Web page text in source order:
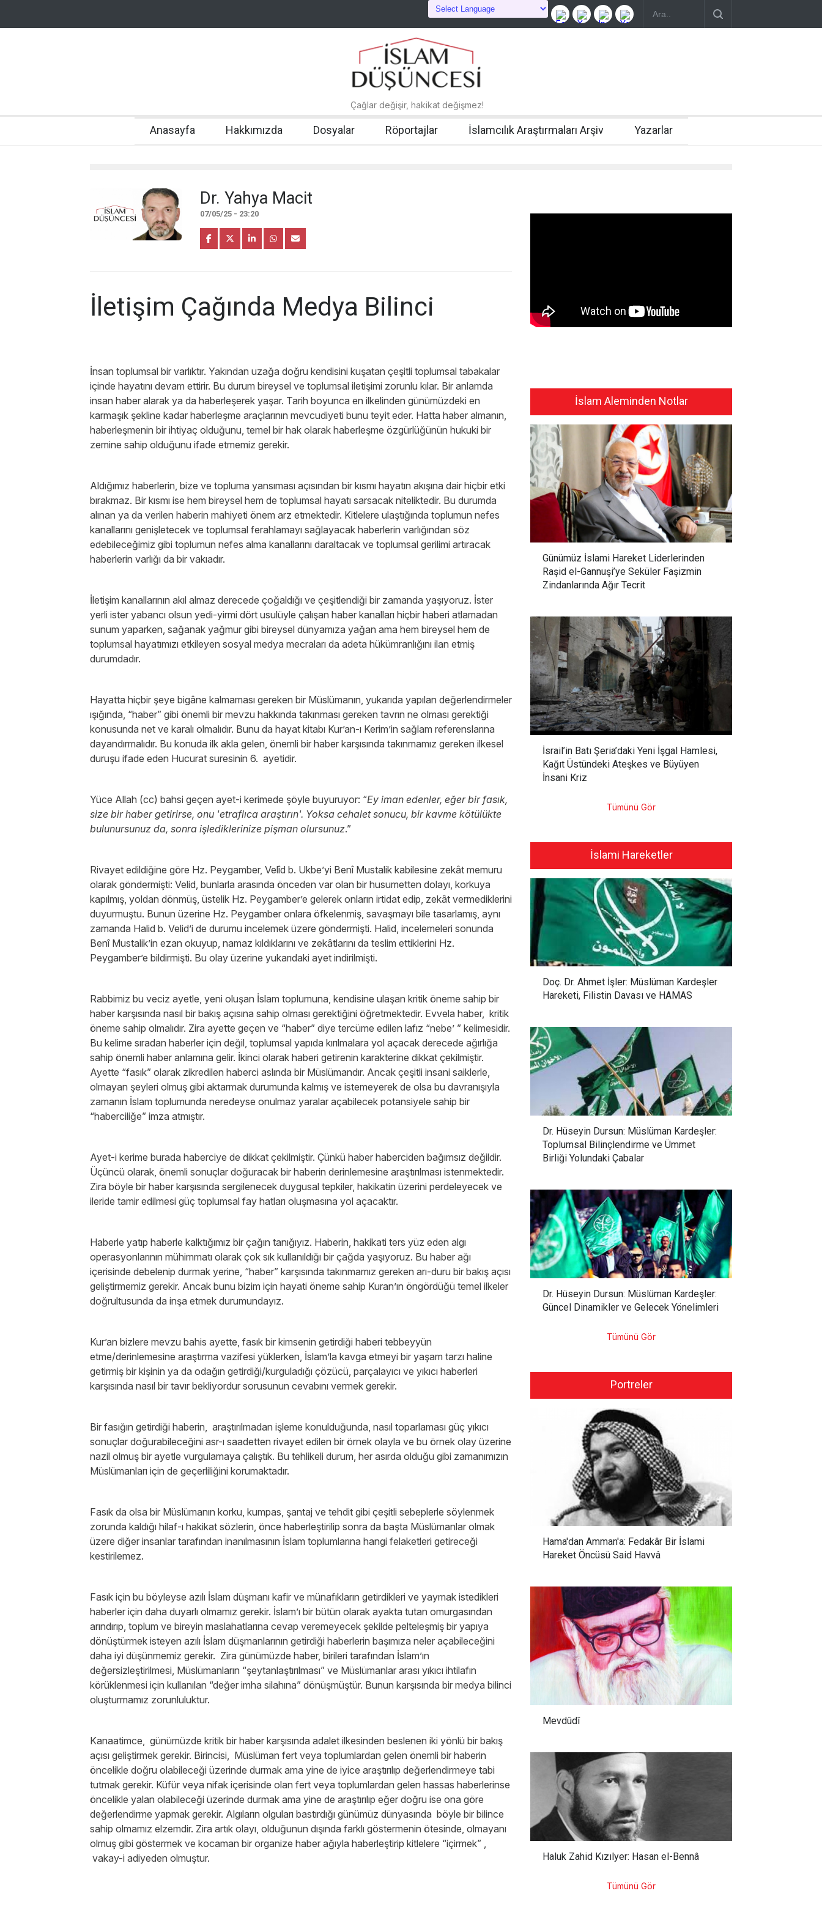
Çağlar değişir, hakikat değişmez!
Anasayfa Hakkımızda Dosyalar Röportajlar İslamcılık Araştırmaları Arşiv Yazarlar
Dr. Yahya Macit
07/05/25 - 23:20
İletişim Çağında Medya Bilinci
İnsan toplumsal bir varlıktır. Yakından uzağa doğru kendisini kuşatan çeşitli toplumsal tabakalar
içinde hayatını devam ettirir. Bu durum bireysel ve toplumsal iletişimi zorunlu kılar. Bir anlamda
insan haber alarak ya da haberleşerek yaşar. Tarih boyunca en ilkelinden günümüzdeki en
karmaşık şekline kadar haberleşme araçlarının mevcudiyeti bunu teyit eder. Hatta haber almanın,
haberleşmenin bir ihtiyaç olduğunu, temel bir hak olarak haberleşme özgürlüğünün hukuki bir
zemine sahip olduğunu ifade etmemiz gerekir.
Aldığımız haberlerin, bize ve topluma yansıması açısından bir kısmı hayatın akışına dair hiçbir etki
bırakmaz. Bir kısmı ise hem bireysel hem de toplumsal hayatı sarsacak niteliktedir. Bu durumda
alınan ya da verilen haberin mahiyeti önem arz etmektedir. Kitlelere ulaştığında toplumun nefes
kanallarını genişletecek ve toplumsal ferahlamayı sağlayacak haberlerin varlığından söz
edebileceğimiz gibi toplumun nefes alma kanallarını daraltacak ve toplumsal gerilimi artıracak
haberlerin varlığı da bir vakıadır.
İletişim kanallarının akıl almaz derecede çoğaldığı ve çeşitlendiği bir zamanda yaşıyoruz. İster
yerli ister yabancı olsun yedi-yirmi dört usulüyle çalışan haber kanalları hiçbir haberi atlamadan
sunum yaparken, sağanak yağmur gibi bireysel dünyamıza yağan ama hem bireysel hem de
toplumsal hayatımızı etkileyen sosyal medya mecraları da adeta hükümranlığını ilan etmiş
durumdadır.
Hayatta hiçbir şeye bigâne kalmaması gereken bir Müslümanın, yukarıda yapılan değerlendirmeler
ışığında, “haber” gibi önemli bir mevzu hakkında takınması gereken tavrın ne olması gerektiği
konusunda net ve karalı olmalıdır. Bunu da hayat kitabı Kur’an-ı Kerim’in sağlam referenslarına
dayandırmalıdır. Bu konuda ilk akla gelen, önemli bir haber karşısında takınmamız gereken ilkesel
duruşu ifade eden Hucurat suresinin 6. ayetidir.
Yüce Allah (cc) bahsi geçen ayet-i kerimede şöyle buyuruyor: “Ey iman edenler, eğer bir fasık,
size bir haber getirirse, onu 'etraflıca araştırın'. Yoksa cehalet sonucu, bir kavme kötülükte
bulunursunuz da, sonra işlediklerinize pişman olursunuz.”
Rivayet edildiğine göre Hz. Peygamber, Velîd b. Ukbe’yi Benî Mustalik kabilesine zekât memuru
olarak göndermişti: Velid, bunlarla arasında önceden var olan bir husumetten dolayı, korkuya
kapılmış, yoldan dönmüş, üstelik Hz. Peygamber’e gelerek onların irtidat edip, zekât vermediklerini
duyurmuştu. Bunun üzerine Hz. Peygamber onlara öfkelenmiş, savaşmayı bile tasarlamış, aynı
zamanda Halid b. Velid’i de durumu incelemek üzere göndermişti. Halid, incelemeleri sonunda
Benî Mustalik’in ezan okuyup, namaz kıldıklarını ve zekâtlarını da teslim ettiklerini Hz.
Peygamber’e bildirmişti. Bu olay üzerine yukarıdaki ayet indirilmişti.
Rabbimiz bu veciz ayetle, yeni oluşan İslam toplumuna, kendisine ulaşan kritik öneme sahip bir
haber karşısında nasıl bir bakış açısına sahip olması gerektiğini öğretmektedir. Evvela haber, kritik
öneme sahip olmalıdır. Zira ayette geçen ve “haber” diye tercüme edilen lafız “nebe’ ” kelimesidir.
Bu kelime sıradan haberler için değil, toplumsal yapıda kırılmalara yol açacak derecede ağırlığa
sahip önemli haber anlamına gelir. İkinci olarak haberi getirenin karakterine dikkat çekilmiştir.
Ayette “fasık” olarak zikredilen haberci aslında bir Müslümandır. Ancak çeşitli insani saiklerle,
olmayan şeyleri olmuş gibi aktarmak durumunda kalmış ve istemeyerek de olsa bu davranışıyla
zamanın İslam toplumunda neredeyse onulmaz yaralar açabilecek potansiyele sahip bir
“haberciliğe” imza atmıştır.
Ayet-i kerime burada haberciye de dikkat çekilmiştir. Çünkü haber haberciden bağımsız değildir.
Üçüncü olarak, önemli sonuçlar doğuracak bir haberin derinlemesine araştırılması istenmektedir.
Zira böyle bir haber karşısında sergilenecek duygusal tepkiler, hakikatin üzerini perdeleyecek ve
ileride tamir edilmesi güç toplumsal fay hatları oluşmasına yol açacaktır.
Haberle yatıp haberle kalktığımız bir çağın tanığıyız. Haberin, hakikati ters yüz eden algı
operasyonlarının mühimmatı olarak çok sık kullanıldığı bir çağda yaşıyoruz. Bu haber ağı
içerisinde debelenip durmak yerine, “haber” karşısında takınmamız gereken arı-duru bir bakış açısı
geliştirmemiz gerekir. Ancak bunu bizim için hayati öneme sahip Kuran’ın öngördüğü temel ilkeler
doğrultusunda da inşa etmek durumundayız.
Kur’an bizlere mevzu bahis ayette, fasık bir kimsenin getirdiği haberi tebbeyyün
etme/derinlemesine araştırma vazifesi yüklerken, İslam’la kavga etmeyi bir yaşam tarzı haline
getirmiş bir kişinin ya da odağın getirdiği/kurguladığı çözücü, parçalayıcı ve yıkıcı haberleri
karşısında nasıl bir tavır bekliyordur sorusunun cevabını vermek gerekir.
Bir fasığın getirdiği haberin, araştırılmadan işleme konulduğunda, nasıl toparlaması güç yıkıcı
sonuçlar doğurabileceğini asr-ı saadetten rivayet edilen bir örnek olayla ve bu örnek olay üzerine
nazil olmuş bir ayetle vurgulamaya çalıştık. Bu tehlikeli durum, her asırda olduğu gibi zamanımızın
Müslümanları için de geçerliliğini korumaktadır.
Fasık da olsa bir Müslümanın korku, kumpas, şantaj ve tehdit gibi çeşitli sebeplerle söylenmek
zorunda kaldığı hilaf-ı hakikat sözlerin, önce haberleştirilip sonra da başta Müslümanlar olmak
üzere diğer insanlar tarafından inanılmasının İslam toplumlarına hangi felaketleri getireceği
kestirilemez.
Fasık için bu böyleyse azılı İslam düşmanı kafir ve münafıkların getirdikleri ve yaymak istedikleri
haberler için daha duyarlı olmamız gerekir. İslam’ı bir bütün olarak ayakta tutan omurgasından
arındırıp, toplum ve bireyin maslahatlarına cevap veremeyecek şekilde pelteleşmiş bir yapıya
dönüştürmek isteyen azılı İslam düşmanlarının getirdiği haberlerin başımıza neler açabileceğini
daha iyi düşünmemiz gerekir. Zira günümüzde haber, birileri tarafından İslam’ın
değersizleştirilmesi, Müslümanların “şeytanlaştırılması” ve Müslümanlar arası yıkıcı ihtilafın
körüklenmesi için kullanılan “değer imha silahına” dönüşmüştür. Bunun karşısında bir medya bilinci
oluşturmamız zorunluluktur.
Kanaatimce, günümüzde kritik bir haber karşısında adalet ilkesinden beslenen iki yönlü bir bakış
açısı geliştirmek gerekir. Birincisi, Müslüman fert veya toplumlardan gelen önemli bir haberin
öncelikle doğru olabileceği üzerinde durmak ama yine de iyice araştırılıp değerlendirmeye tabi
tutmak gerekir. Küfür veya nifak içerisinde olan fert veya toplumlardan gelen hassas haberlerinse
öncelikle yalan olabileceği üzerinde durmak ama yine de araştırılıp eğer doğru ise ona göre
değerlendirme yapmak gerekir. Algıların olguları bastırdığı günümüz dünyasında böyle bir bilince
sahip olmamız elzemdir. Zira artık olayı, olduğunun dışında farklı göstermenin ötesinde, olmayanı
olmuş gibi göstermek ve kocaman bir organize haber ağıyla haberleştirip kitlelere “içirmek” ,
vakay-i adiyeden olmuştur.
İslam Aleminden Notlar
Günümüz İslami Hareket Liderlerinden
Raşid el-Gannuşi’ye Seküler Faşizmin
Zindanlarında Ağır Tecrit
İsrail’in Batı Şeria’daki Yeni İşgal Hamlesi,
Kağıt Üstündeki Ateşkes ve Büyüyen
İnsani Kriz
Tümünü Gör
İslami Hareketler
Doç. Dr. Ahmet İşler: Müslüman Kardeşler
Hareketi, Filistin Davası ve HAMAS
Dr. Hüseyin Dursun: Müslüman Kardeşler:
Toplumsal Bilinçlendirme ve Ümmet
Birliği Yolundaki Çabalar
Dr. Hüseyin Dursun: Müslüman Kardeşler:
Güncel Dinamikler ve Gelecek Yönelimleri
Tümünü Gör
Portreler
Hama'dan Amman'a: Fedakâr Bir İslami
Hareket Öncüsü Said Havvâ
Mevdûdî
Haluk Zahid Kızılyer: Hasan el-Bennâ
Tümünü Gör